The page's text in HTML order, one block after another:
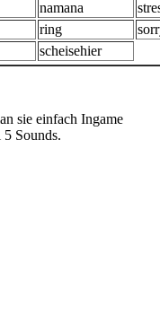
namana
ring
scheisehier
sie einfach Ingame
Sounds.